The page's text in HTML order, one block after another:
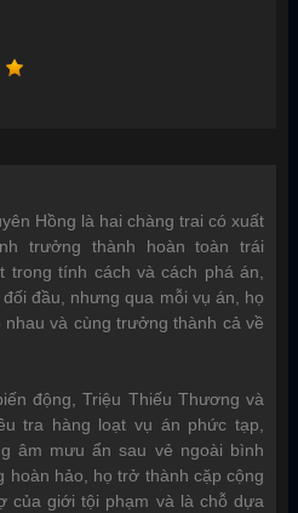
Hồng là hai chàng trai có xuất
trưởng thành hoàn toàn trái
tính cách và cách phá án,
đầu, nhưng qua mỗi vụ án, họ
và cùng trưởng thành cả về
động, Triệu Thiếu Thương và
tra hàng loạt vụ án phức tạp,
âm mưu ẩn sau vẻ ngoài bình
hoàn hảo, họ trở thành cặp cộng
của giới tội phạm và là chỗ dựa